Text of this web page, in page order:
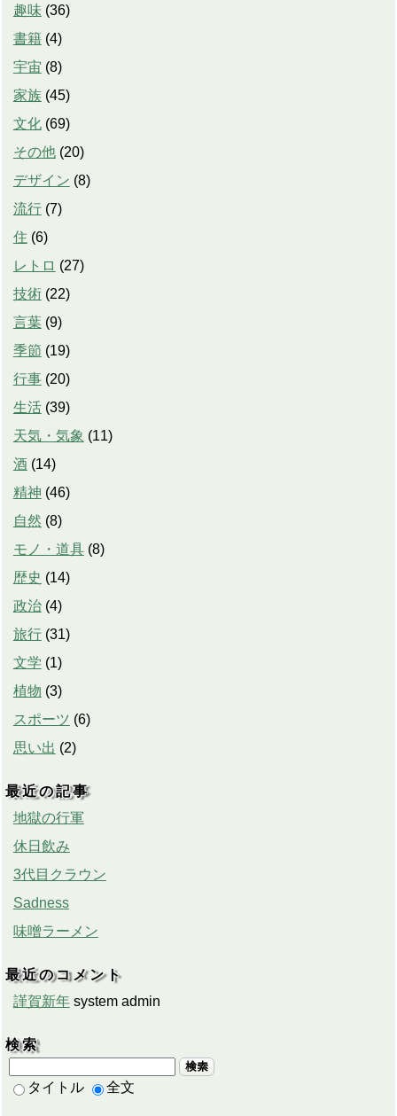
趣味 (36)
書籍 (4)
宇宙 (8)
家族 (45)
文化 (69)
その他 (20)
デザイン (8)
流行 (7)
住 (6)
レトロ (27)
技術 (22)
言葉 (9)
季節 (19)
行事 (20)
生活 (39)
天気・気象 (11)
酒 (14)
精神 (46)
自然 (8)
モノ・道具 (8)
歴史 (14)
政治 (4)
旅行 (31)
文学 (1)
植物 (3)
スポーツ (6)
思い出 (2)
最近の記事
地獄の行軍
休日飲み
3代目クラウン
Sadness
味噌ラーメン
最近のコメント
謹賀新年 system admin
検索
検索
タイトル 全文